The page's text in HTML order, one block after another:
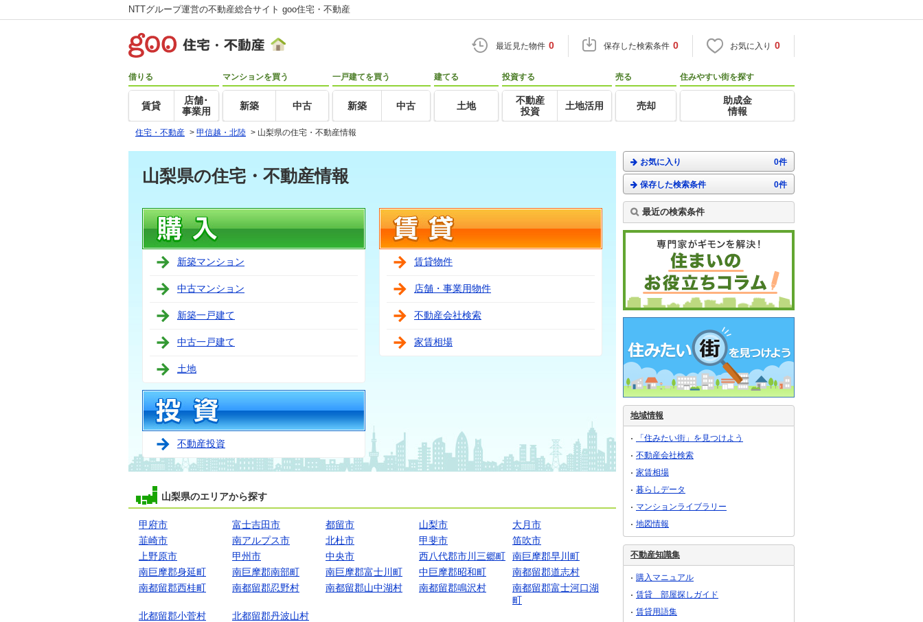
NTTグループ運営の不動産総合サイト goo住宅・不動産
最近見た物件 0 保存した検索条件 0 お気に入り 0
借りる
賃貸
店舗･
事業用
マンションを買う
新築 中古
一戸建てを買う
新築 中古
建てる
土地
投資する
不動産
投資
土地活用
売る
売却
住みやすい街を探す
助成金
情報
住宅・不動産 > 甲信越・北陸 > 山梨県の住宅・不動産情報
山梨県の住宅・不動産情報
新築マンション
中古マンション
新築一戸建て
中古一戸建て
土地
不動産投資
賃貸物件
店舗・事業用物件
不動産会社検索
家賃相場
山梨県のエリアから探す
甲府市 富士吉田市 都留市 山梨市
大月市
韮崎市
南アルプス市 北杜市 甲斐市
笛吹市
上野原市
甲州市 中央市 西八代郡市川三郷町
南巨摩郡早川町
南巨摩郡身延町
南巨摩郡南部町 南巨摩郡富士川町 中巨摩郡昭和町
南都留郡道志村
南都留郡西桂町
南都留郡忍野村 南都留郡山中湖村 南都留郡鳴沢村
南都留郡富士河口湖
町
北都留郡小菅村
北都留郡丹波山村
お気に入り 0件
保存した検索条件 0件
最近の検索条件
地域情報
「住みたい街」を見つけよう
不動産会社検索
家賃相場
暮らしデータ
マンションライブラリー
地図情報
不動産知識集
購入マニュアル
賃貸 部屋探しガイド
賃貸用語集